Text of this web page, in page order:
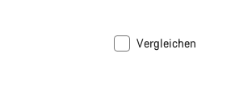
Vergleichen